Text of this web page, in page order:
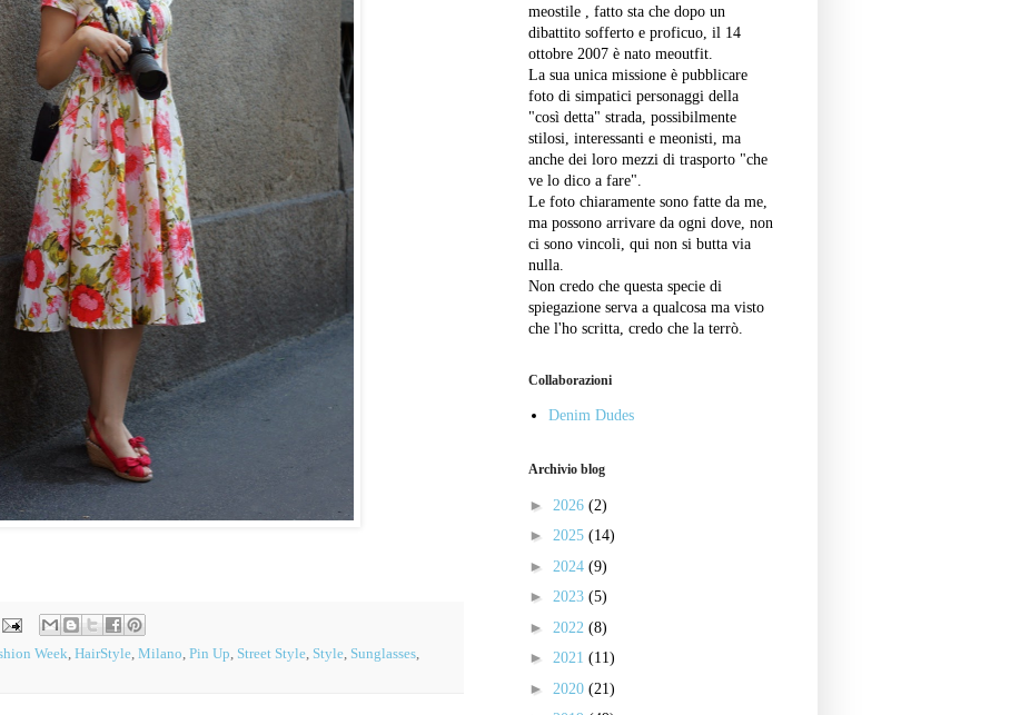
Week, HairStyle, Milano, Pin Up, Street Style, Style, Sunglasses,
meostile , fatto sta che dopo un
dibattito sofferto e proficuo, il 14
ottobre 2007 è nato meoutfit.
La sua unica missione è pubblicare
foto di simpatici personaggi della
"così detta" strada, possibilmente
stilosi, interessanti e meonisti, ma
anche dei loro mezzi di trasporto "che
ve lo dico a fare".
Le foto chiaramente sono fatte da me,
ma possono arrivare da ogni dove, non
ci sono vincoli, qui non si butta via
nulla.
Non credo che questa specie di
spiegazione serva a qualcosa ma visto
che l'ho scritta, credo che la terrò.
Collaborazioni
Denim Dudes
Archivio blog
► 2026 (2)
► 2025 (14)
► 2024 (9)
► 2023 (5)
► 2022 (8)
► 2021 (11)
► 2020 (21)